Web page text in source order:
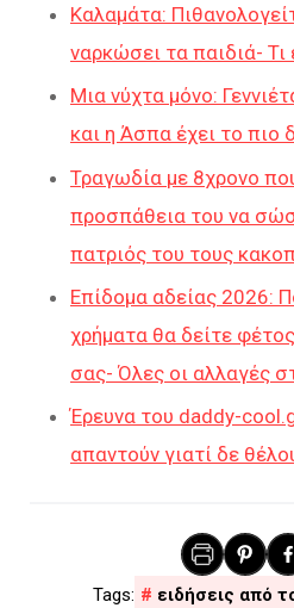
Καλαμάτα:
ναρκώσει τα παιδιά- Τι
Μια νύχτα μόνο:
και η Άσπα έχει το πιο
Τραγωδία με 8χρονο
προσπάθεια του να
πατριός του τους
Επίδομα αδείας 2026:
χρήματα θα δείτε
σας- Όλες οι αλλαγές
Έρευνα του daddy-
απαντούν γιατί δε
ειδήσεις από